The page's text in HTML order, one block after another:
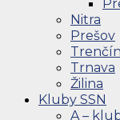
Nitra
Prešov
Trenčín
Trnava
Žilina
Kluby SSN
A –